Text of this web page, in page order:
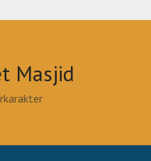
Masjid